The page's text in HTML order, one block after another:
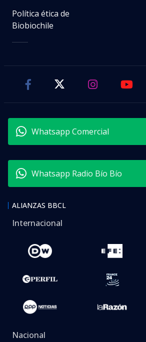
Política ética de
Biobiochile
Whatsapp Comercial
Whatsapp Radio Bío Bío
ALIANZAS BBCL
Internacional
Nacional